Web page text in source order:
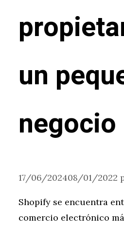
un
negocio
17/06/202408/01/2022
Shopify se encuentra
comercio electrónico